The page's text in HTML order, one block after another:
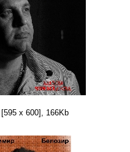
[595 x 600], 166Kb